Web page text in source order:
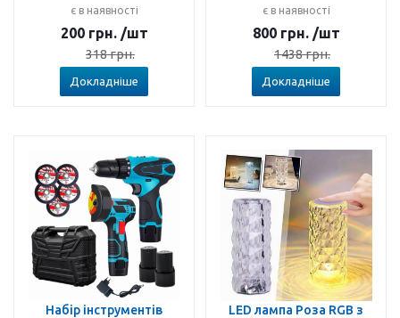
є в наявності
200 грн. /шт
318грн.
Докладніше
є в наявності
800 грн. /шт
1438грн.
Докладніше
Набір інструментів
LED лампа Роза RGB з